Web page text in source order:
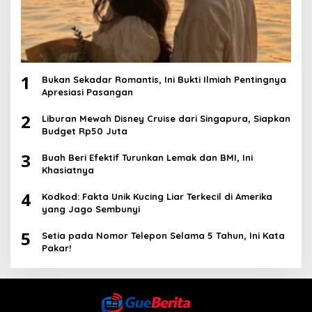
1
Bukan Sekadar Romantis, Ini Bukti Ilmiah Pentingnya
Apresiasi Pasangan
2
Liburan Mewah Disney Cruise dari Singapura, Siapkan
Budget Rp50 Juta
3
Buah Beri Efektif Turunkan Lemak dan BMI, Ini
Khasiatnya
4
Kodkod: Fakta Unik Kucing Liar Terkecil di Amerika
yang Jago Sembunyi
5
Setia pada Nomor Telepon Selama 5 Tahun, Ini Kata
Pakar!